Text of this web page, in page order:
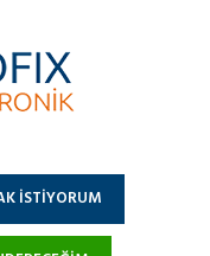
İSTİYORUM